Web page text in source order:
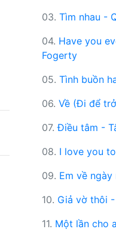
03. Tìm nhau -
04. Have you
Fogerty
05. Tình buồn
06. Về (Đi để
07.Điều tâm -
08. I love you
09. Em về
10. Giả vờ thôi
11. Một lần cho